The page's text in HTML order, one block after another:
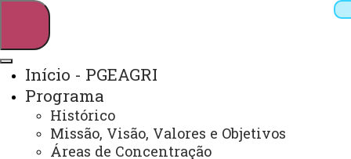
Início - PGEAGRI
Programa
Histórico
Missão, Visão, Valores e Objetivos
Áreas de Concentração